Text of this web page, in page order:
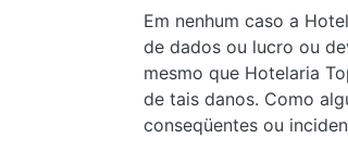
Em nenhum caso a
de dados ou lucro ou
mesmo que Hotelaria
de tais danos. Como
conseqüentes ou